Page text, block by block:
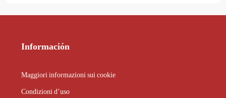
Información
Maggiori informazioni sui cookie
Condizioni d’uso